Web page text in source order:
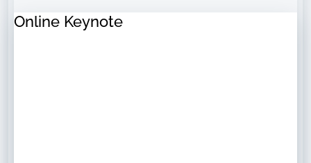
Online Keynote